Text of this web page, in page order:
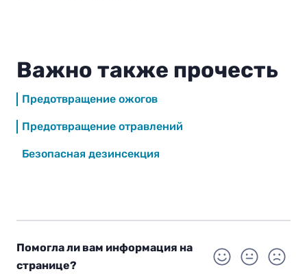
Важно также прочесть
Предотвращение ожогов
Предотвращение отравлений
Безопасная дезинсекция
Помогла ли вам информация на
странице?